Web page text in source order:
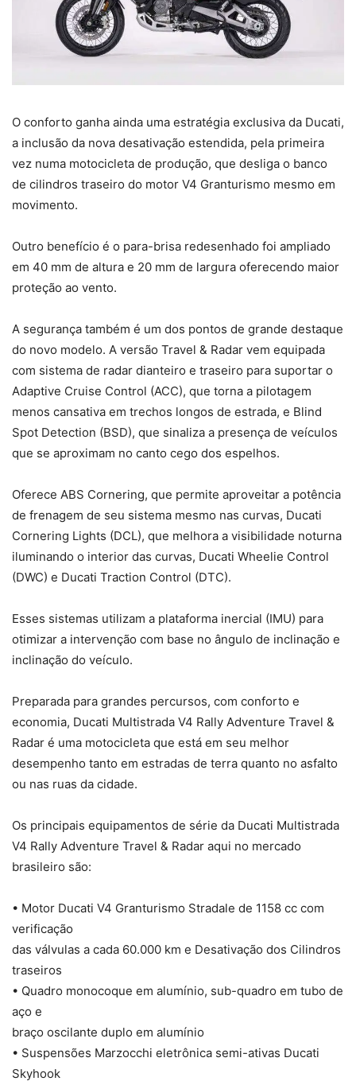
O conforto ganha ainda uma estratégia exclusiva da Ducati,
a inclusão da nova desativação estendida, pela primeira
vez numa motocicleta de produção, que desliga o banco
de cilindros traseiro do motor V4 Granturismo mesmo em
movimento.
Outro benefício é o para-brisa redesenhado foi ampliado
em 40 mm de altura e 20 mm de largura oferecendo maior
proteção ao vento.
A segurança também é um dos pontos de grande destaque
do novo modelo. A versão Travel & Radar vem equipada
com sistema de radar dianteiro e traseiro para suportar o
Adaptive Cruise Control (ACC), que torna a pilotagem
menos cansativa em trechos longos de estrada, e Blind
Spot Detection (BSD), que sinaliza a presença de veículos
que se aproximam no canto cego dos espelhos.
Oferece ABS Cornering, que permite aproveitar a potência
de frenagem de seu sistema mesmo nas curvas, Ducati
Cornering Lights (DCL), que melhora a visibilidade noturna
iluminando o interior das curvas, Ducati Wheelie Control
(DWC) e Ducati Traction Control (DTC).
Esses sistemas utilizam a plataforma inercial (IMU) para
otimizar a intervenção com base no ângulo de inclinação e
inclinação do veículo.
Preparada para grandes percursos, com conforto e
economia, Ducati Multistrada V4 Rally Adventure Travel &
Radar é uma motocicleta que está em seu melhor
desempenho tanto em estradas de terra quanto no asfalto
ou nas ruas da cidade.
Os principais equipamentos de série da Ducati Multistrada
V4 Rally Adventure Travel & Radar aqui no mercado
brasileiro são:
• Motor Ducati V4 Granturismo Stradale de 1158 cc com
verificação
das válvulas a cada 60.000 km e Desativação dos Cilindros
traseiros
• Quadro monocoque em alumínio, sub-quadro em tubo de
aço e
braço oscilante duplo em alumínio
• Suspensões Marzocchi eletrônica semi-ativas Ducati
Skyhook